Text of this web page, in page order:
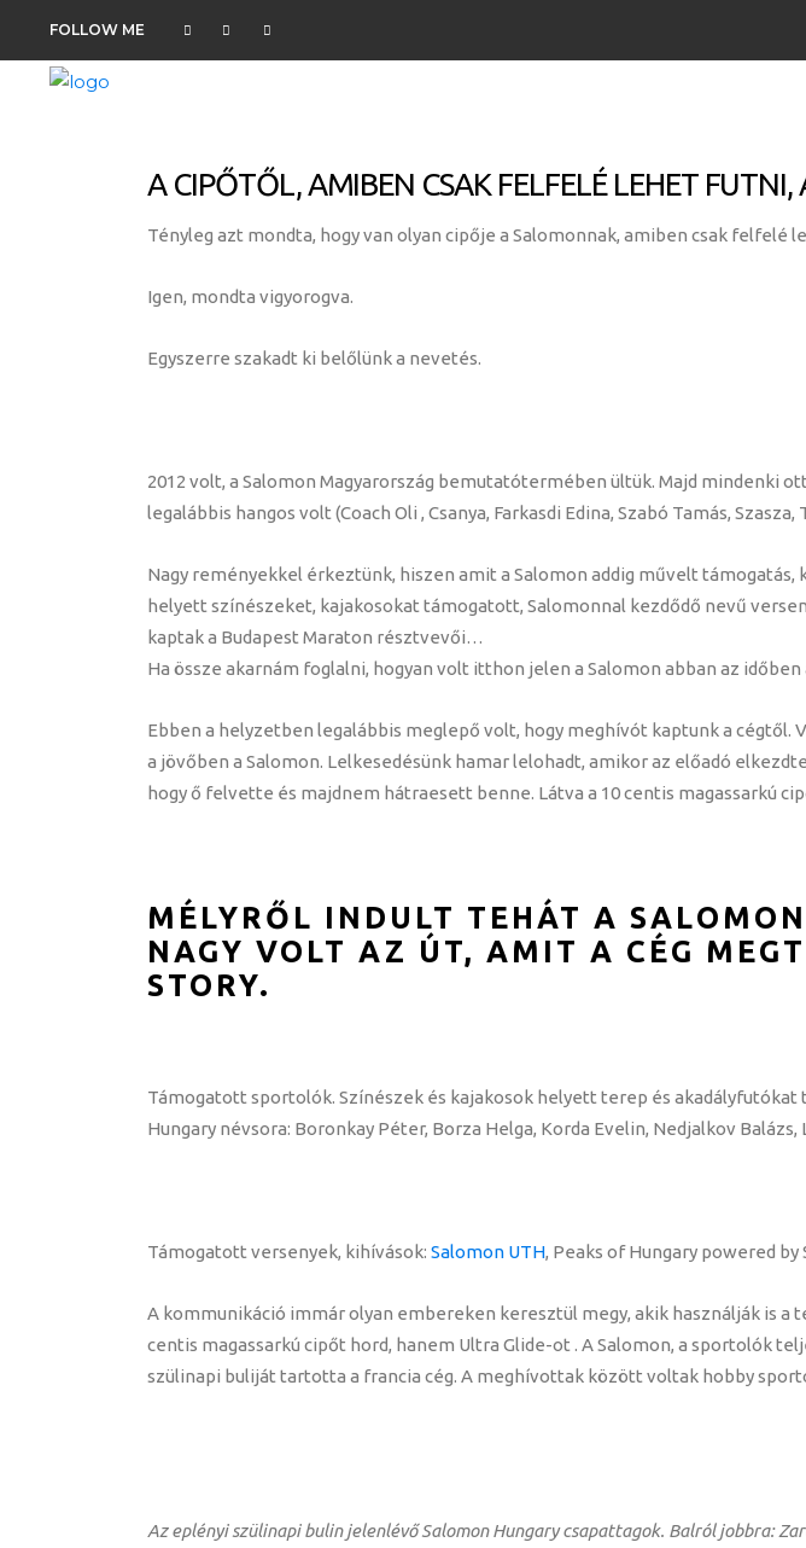
FOLLOW ME
A CIPŐTŐL, AMIBEN CSAK FELFELÉ LEHET
Tényleg azt mondta, hogy van olyan cipője a Salomonnak, amiben csak
Igen, mondta vigyorogva.
Egyszerre szakadt ki belőlünk a nevetés.
2012 volt, a Salomon Magyarország bemutatótermében ültük. Majd mindenki
legalábbis hangos volt (Coach Oli , Csanya, Farkasdi Edina, Szabó Tamás,
Nagy reményekkel érkeztünk, hiszen amit a Salomon addig művelt
helyett színészeket, kajakosokat támogatott, Salomonnal kezdődő nevű
kaptak a Budapest Maraton résztvevői…
Ha össze akarnám foglalni, hogyan volt itthon jelen a Salomon abban az
Ebben a helyzetben legalábbis meglepő volt, hogy meghívót kaptunk a
a jövőben a Salomon. Lelkesedésünk hamar lelohadt, amikor az előadó
hogy ő felvette és majdnem hátraesett benne. Látva a 10 centis magassarkú
MÉLYRŐL INDULT TEHÁT A
NAGY VOLT AZ ÚT, AMIT A CÉG
STORY.
Támogatott sportolók. Színészek és kajakosok helyett terep és akadályfutókat
Hungary névsora: Boronkay Péter, Borza Helga, Korda Evelin, Nedjalkov
Támogatott versenyek, kihívások: Salomon UTH, Peaks of Hungary powered by
A kommunikáció immár olyan embereken keresztül megy, akik használják is
centis magassarkú cipőt hord, hanem Ultra Glide-ot . A Salomon, a sportolók
szülinapi buliját tartotta a francia cég. A meghívottak között voltak hobby
Az eplényi szülinapi bulin jelenlévő Salomon Hungary csapattagok. Balról jobbra: